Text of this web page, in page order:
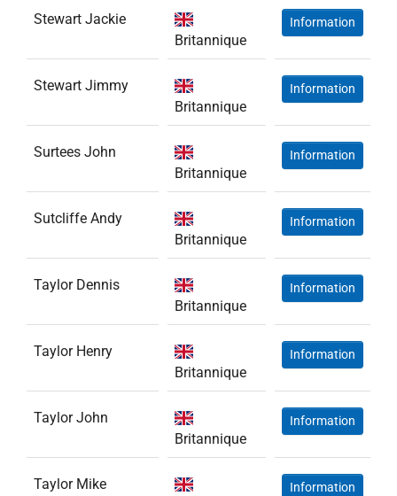
Stewart Jackie
Britannique
Information
Stewart Jimmy
Britannique
Information
Surtees John
Britannique
Information
Sutcliffe Andy
Britannique
Information
Taylor Dennis
Britannique
Information
Taylor Henry
Britannique
Information
Taylor John
Britannique
Information
Taylor Mike
Information